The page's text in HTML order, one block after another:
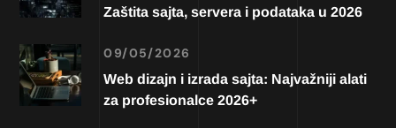
Zaštita sajta, servera i podataka u 2026
09/05/2026
Web dizajn i izrada sajta: Najvažniji alati
za profesionalce 2026+